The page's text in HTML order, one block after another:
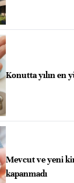
Konutta yılın en
Mevcut ve yeni
kapanmadı